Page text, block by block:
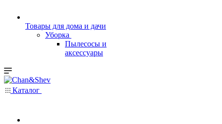
Товары для дома и дачи
Уборка
Пылесосы и
аксессуары
Каталог